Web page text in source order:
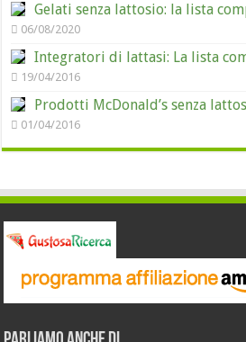
Gelati senza lattosio: la lista
06/08/2020
Integratori di lattasi: La lista
19/04/2016
Prodotti McDonald’s senza
01/04/2016